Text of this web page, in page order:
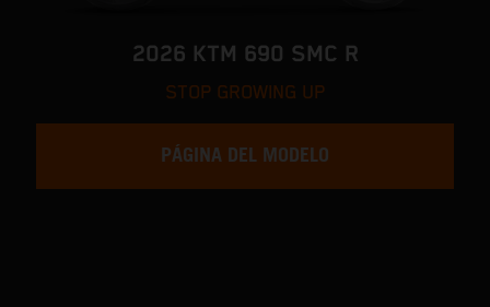
2026 KTM 690 SMC R
STOP GROWING UP
PÁGINA DEL MODELO